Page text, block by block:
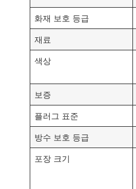
화재 보호 등급
재료
색상
보증
플러그 표준
방수 보호 등급
포장 크기